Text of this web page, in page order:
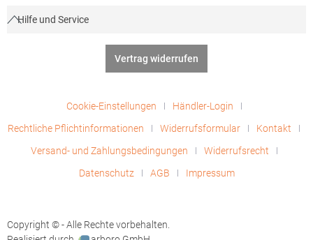
Hilfe und Service
Vertrag widerrufen
Cookie-Einstellungen
Händler-Login
Rechtliche Pflichtinformationen
Widerrufsformular
Kontakt
Versand- und Zahlungsbedingungen
Widerrufsrecht
Datenschutz
AGB Impressum
Copyright © - Alle Rechte vorbehalten.